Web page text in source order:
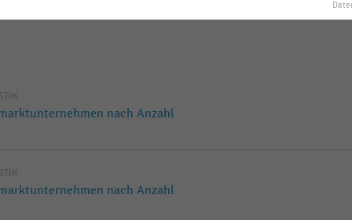
nach Anzahl
nach Anzahl